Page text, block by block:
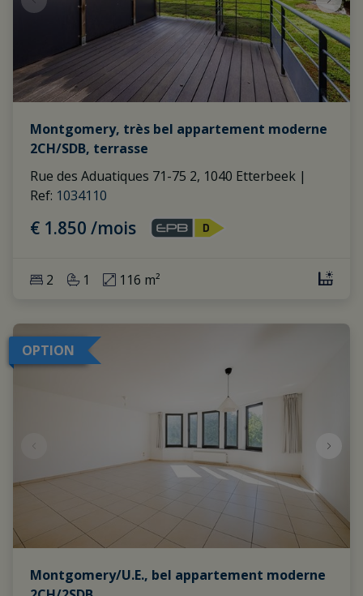
Montgomery, très bel appartement moderne
2CH/SDB, terrasse
Rue des Aduatiques 71-75 2, 1040 Etterbeek |
Ref: 1034110
€ 1.850 /mois
2 1 116 m²
OPTION
Montgomery/U.E., bel appartement moderne